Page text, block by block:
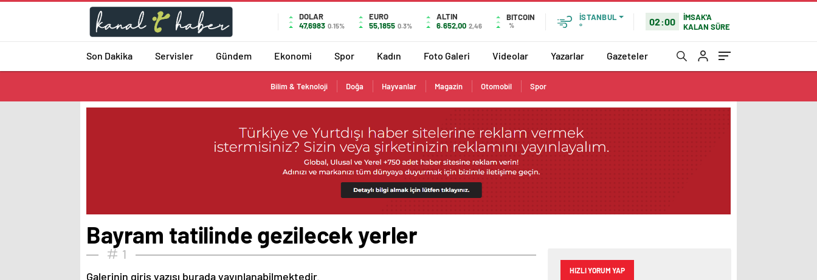
DOLAR
47,6983 0.15%
EURO
55,1855 0.3%
ALTIN
6.652,00 2,46
BITCOIN
%
İSTANBUL
°
02:00
İMSAK'A
KALAN SÜRE
Son Dakika Servisler Gündem Ekonomi Spor Kadın Foto Galeri Videolar Yazarlar Gazeteler
Bilim & Teknoloji Doğa Hayvanlar Magazin Otomobil Spor
Bayram tatilinde gezilecek yerler
1
Galerinin giriş yazısı burada yayınlanabilmektedir. HIZLI YORUM YAP